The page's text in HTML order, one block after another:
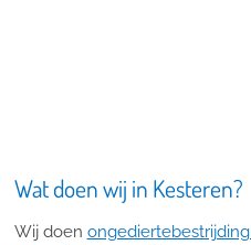
Wat doen wij in Kesteren?
Wij doen ongediertebestrijding